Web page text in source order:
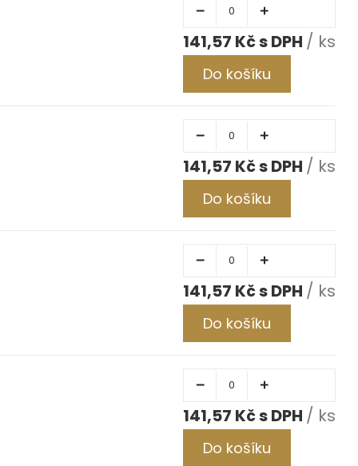
141,57 Kč / ks
Do košíku
141,57 Kč / ks
Do košíku
141,57 Kč / ks
Do košíku
141,57 Kč / ks
Do košíku